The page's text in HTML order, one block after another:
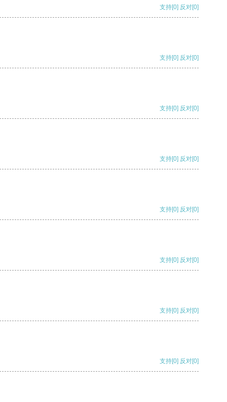
支持[0] 反对[0]
支持[0] 反对[0]
支持[0] 反对[0]
支持[0] 反对[0]
支持[0] 反对[0]
支持[0] 反对[0]
支持[0] 反对[0]
支持[0] 反对[0]